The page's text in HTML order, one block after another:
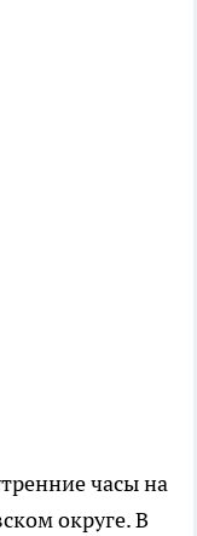
часы на
округе. В